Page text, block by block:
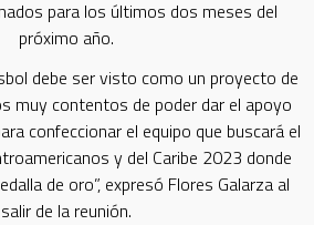
para los últimos dos meses del
próximo año.
debe ser visto como un proyecto de
muy contentos de poder dar el apoyo
confeccionar el equipo que buscará el
y del Caribe 2023 donde
de oro”, expresó Flores Galarza al
salir de la reunión.